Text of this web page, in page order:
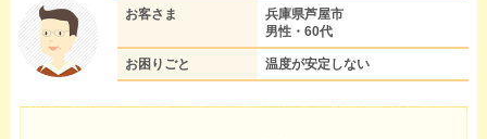
お客さま
兵庫県芦屋市
男性・60代
お困りごと 温度が安定しない